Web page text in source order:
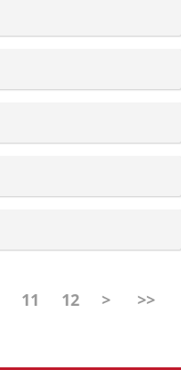
11 12 > >>